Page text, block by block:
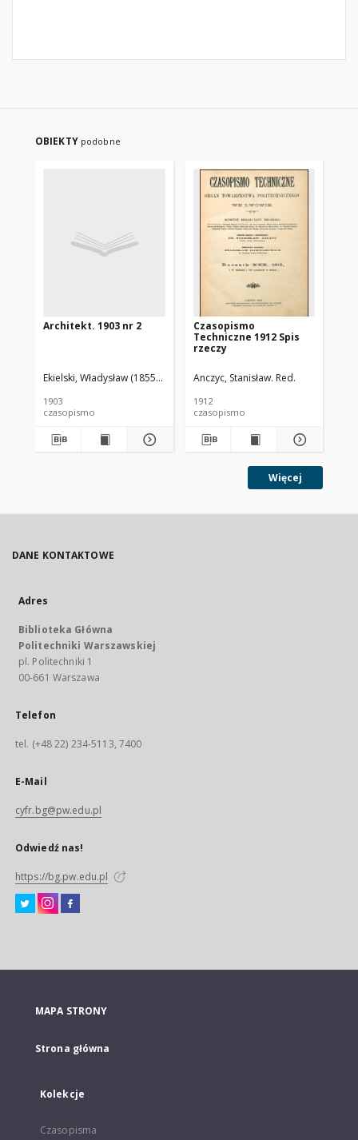
OBIEKTY podobne
Architekt. 1903 nr 2
Ekielski, Władysław (1855-1927). Red.
1903
czasopismo
Czasopismo
Techniczne 1912 Spis
rzeczy
Anczyc, Stanisław. Red.
1912
czasopismo
Więcej
DANE KONTAKTOWE
Adres
Biblioteka Główna
Politechniki Warszawskiej
pl. Politechniki 1
00-661 Warszawa
Telefon
tel. (+48 22) 234-5113, 7400
E-Mail
cyfr.bg@pw.edu.pl
Odwiedź nas!
https://bg.pw.edu.pl
MAPA STRONY
Strona główna
Kolekcje
Czasopisma